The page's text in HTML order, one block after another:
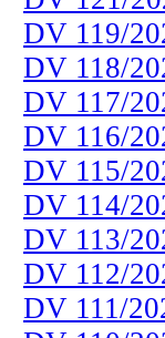
DV 119/
DV 118/
DV 117/
DV 116/
DV 115/
DV 114/
DV 113/
DV 112/
DV 111/